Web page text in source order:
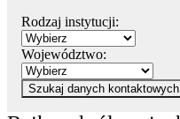
Rodzaj instytucji:
Województwo:
Szukaj danych kontaktowych